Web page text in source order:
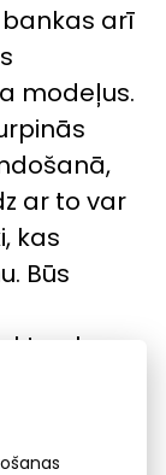
arī
modeļus.
ar to var
kas
Būs
kas
ka pie
strādāts
vietējo